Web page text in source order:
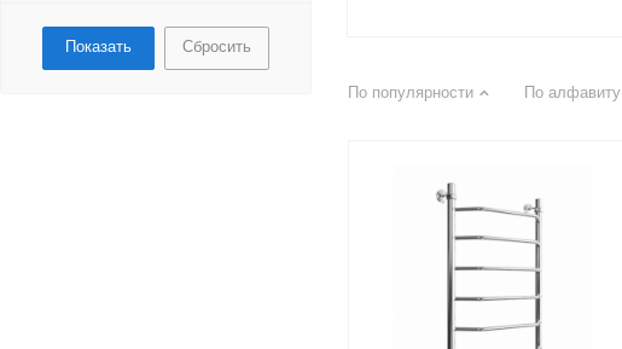
По популярности По алфавиту
Сбросить